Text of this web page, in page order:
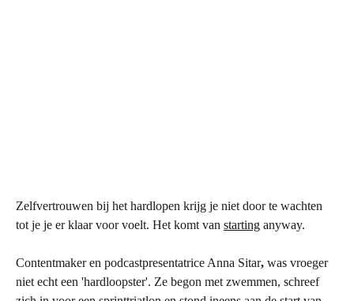
Zelfvertrouwen bij het hardlopen krijg je niet door te wachten
tot je je er klaar voor voelt. Het komt van starting anyway.
Contentmaker en podcastpresentatrice Anna Sitar, was vroeger
niet echt een 'hardloopster'. Ze begon met zwemmen, schreef